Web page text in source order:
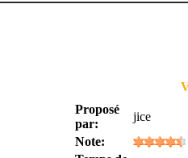
Proposé
par:
jice
Note: